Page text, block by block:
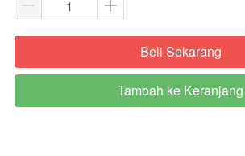
`Beli Sekarang
`
Tambah ke Keranjang